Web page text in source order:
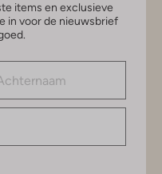
items en exclusieve
in voor de nieuwsbrief